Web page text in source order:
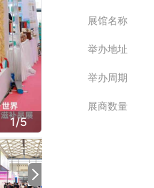
1/5
展馆名称
举办地址
举办周期
展商数量